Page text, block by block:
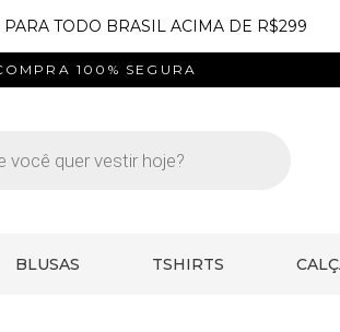
PARA TODO BRASIL ACIMA DE R$299
100% SEGURA
BLUSAS TSHIRTS